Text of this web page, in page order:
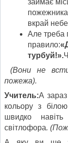
пожежника
вкрай
Але треба
правило:
турбуй!».
(Вони не
пожежа).
Учитель:А
кольору з
швидко
світлофора.